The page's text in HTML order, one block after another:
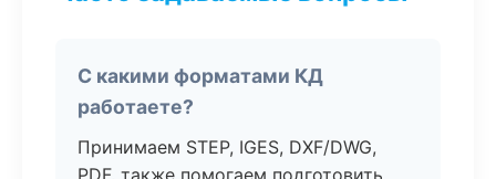
С какими форматами КД
работаете?
Принимаем STEP, IGES, DXF/DWG,
PDF, также помогаем подготовить